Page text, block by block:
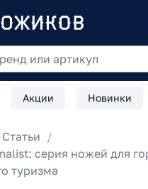
Акции Новинки
Статьи
серия ножей для
туризма